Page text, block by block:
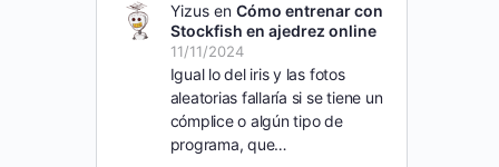
Yizusen Cómo entrenar con
Stockfish en ajedrez online
11/11/2024
Igual lo del iris y las fotos
aleatorias fallaría si se tiene un
cómplice o algún tipo de
programa, que…